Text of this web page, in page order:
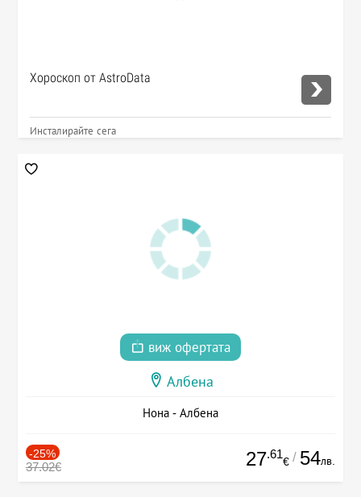
Хороскоп от AstroData
Инсталирайте сега
виж офертата
Албена
Нона - Албена
-25%
37.02€ 27.61
€ / 54лв.